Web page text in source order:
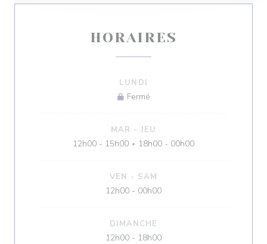
HORAIRES
LUNDI
Fermé
MAR -JEU
12h00 - 15h00 • 18h00 - 00h00
VEN - SAM
12h00 - 00h00
DIMANCHE
12h00 - 18h00